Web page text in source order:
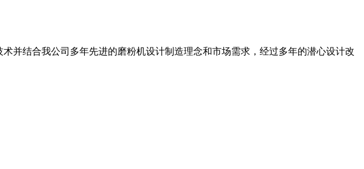
并结合我公司多年先进的磨粉机设计制造理念和市场需求，经过多年的潜心设计改